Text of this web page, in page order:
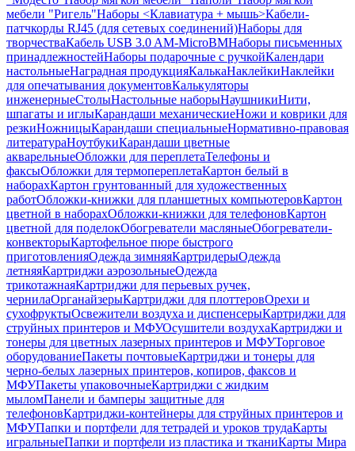
мебели "Ригель"Наборы <Клавиатура + мышь>Кабели-
патчкорды RJ45 (для сетевых соединений)Наборы для
творчестваКабель USB 3.0 AM-MicroBMНаборы письменных
принадлежностейНаборы подарочные с ручкойКалендари
настольныеНаградная продукцияКалькаНаклейкиНаклейки
для опечатывания документовКалькуляторы
инженерныеСтолыНастольные наборыНаушникиНити,
шпагаты и иглыКарандаши механическиеНожи и коврики для
резкиНожницыКарандаши специальныеНормативно-правовая
литератураНоутбукиКарандаши цветные
акварельныеОбложки для переплетаТелефоны и
факсыОбложки для термопереплетаКартон белый в
наборахКартон грунтованный для художественных
работОбложки-книжки для планшетных компьютеровКартон
цветной в наборахОбложки-книжки для телефоновКартон
цветной для поделокОбогреватели масляныеОбогреватели-
конвекторыКартофельное пюре быстрого
приготовленияОдежда зимняяКартридерыОдежда
летняяКартриджи аэрозольныеОдежда
трикотажнаяКартриджи для перьевых ручек,
чернилаОрганайзерыКартриджи для плоттеровОрехи и
сухофруктыОсвежители воздуха и диспенсерыКартриджи для
струйных принтеров и МФУОсушители воздухаКартриджи и
тонеры для цветных лазерных принтеров и МФУТорговое
оборудованиеПакеты почтовыеКартриджи и тонеры для
черно-белых лазерных принтеров, копиров, факсов и
МФУПакеты упаковочныеКартриджи с жидким
мыломПанели и бамперы защитные для
телефоновКартриджи-контейнеры для струйных принтеров и
МФУПапки и портфели для тетрадей и уроков трудаКарты
игральныеПапки и портфели из пластика и тканиКарты Мира